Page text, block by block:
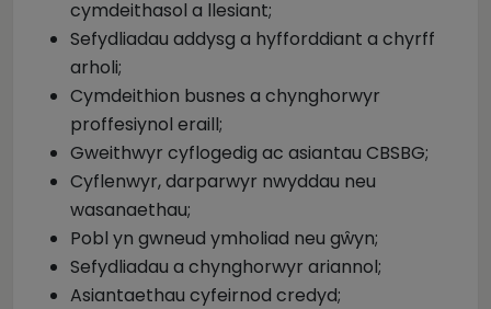
cymdeithasol a llesiant;
Sefydliadau addysg a hyfforddiant a chyrff
arholi;
Cymdeithion busnes a chynghorwyr
proffesiynol eraill;
Gweithwyr cyflogedig ac asiantau CBSBG;
Cyflenwyr, darparwyr nwyddau neu
wasanaethau;
Pobl yn gwneud ymholiad neu gŵyn;
Sefydliadau a chynghorwyr ariannol;
Asiantaethau cyfeirnod credyd;